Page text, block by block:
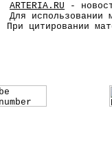
ARTERIA.RU -
Для использовании
При цитировании